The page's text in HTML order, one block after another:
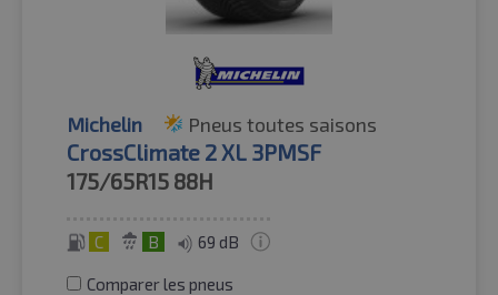
Michelin Pneus toutes saisons
CrossClimate 2 XL 3PMSF
175/65R15 88H
C B 69 dB
Comparer les pneus